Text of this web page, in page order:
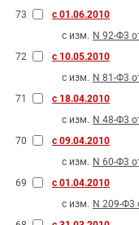
73
с 01.06.2010
с изм. N 92-Ф3
72
с 10.05.2010
с изм. N 81-Ф3
71
с 18.04.2010
с изм. N 48-Ф3
70
с 09.04.2010
с изм. N 60-Ф3
69
с 01.04.2010
с изм. N 209-Ф3